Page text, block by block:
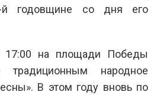
й годовщине со дня его
на площади Победы
традиционным народное
В этом году вновь по